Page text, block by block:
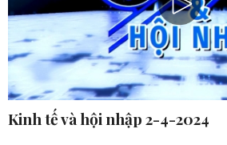
Kinh tế và hội nhập 2-4-2024